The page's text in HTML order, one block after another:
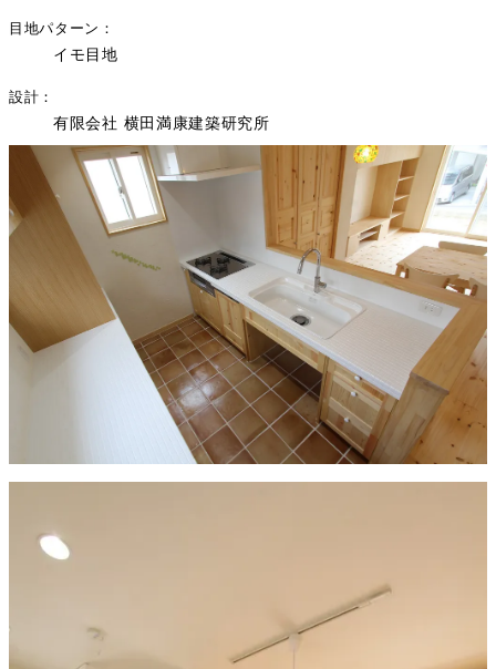
目地パターン
イモ目地
設計
有限会社 横田満康建築研究所